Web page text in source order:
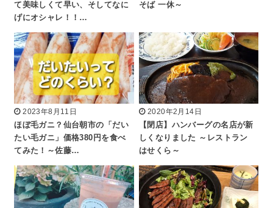
て美味しくて早い、そしてなに
げにオシャレ！！…
そば 一休～
2023年8月11日
ほぼ毛ガニ？仙台朝市の「だい
たい毛ガニ」価格380円を食べ
てみた！～佐藤…
2020年2月14日
【閉店】ハンバーグの名店が新
しくなりました ～レストラン
はせくら～